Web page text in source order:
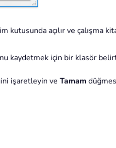
kutusunda açılır ve çalışma
kaydetmek için bir klasör
işaretleyin ve Tamam